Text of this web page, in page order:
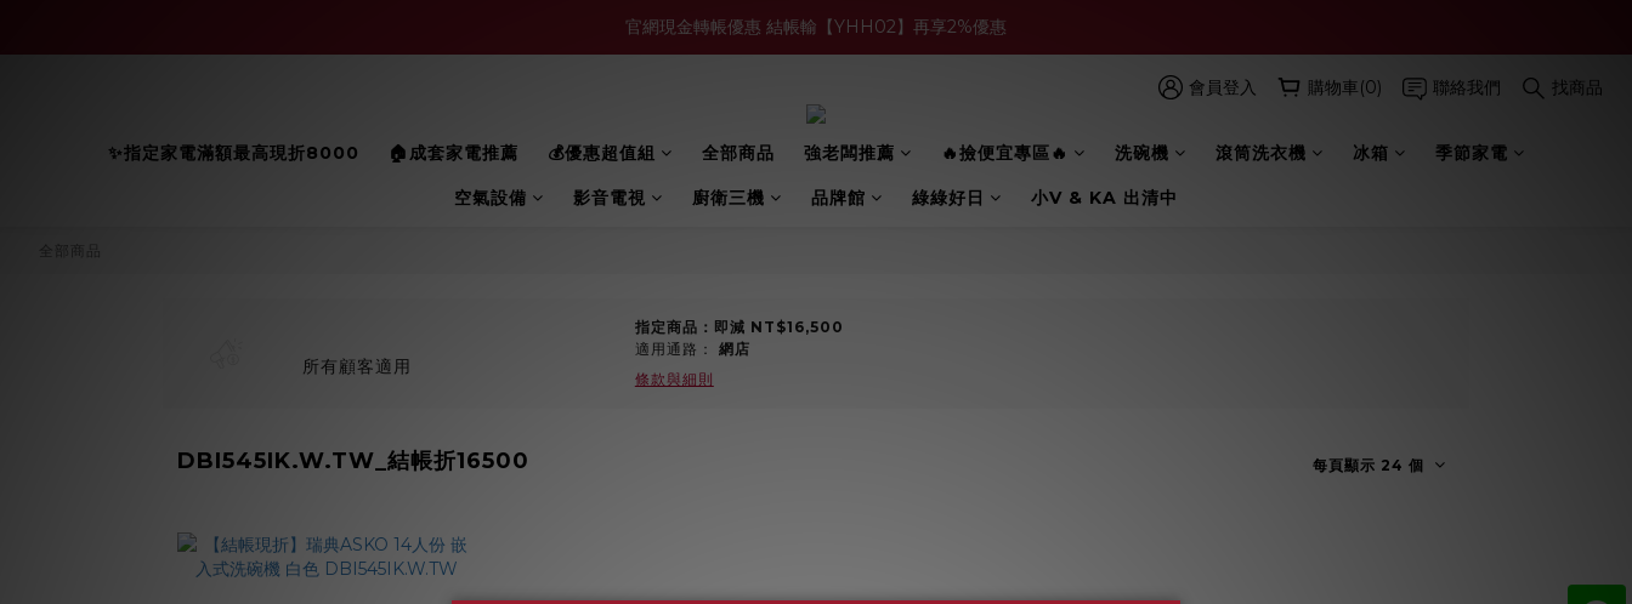
買多件家電找強老闆，比百貨公司更划算 >>
官網現金轉帳優惠 結帳輸【YHH02】再享2%優惠
會員登入 購物車(0) 聯絡我們 找商品
✨指定家電滿額最高現折8000 🏠成套家電推薦 💰優惠超值組 全部商品 強老闆推薦 🔥撿便宜專區🔥 洗碗機 滾筒洗衣機 冰箱 季節家電
空氣設備 影音電視 廚衛三機 品牌館 綠綠好日 小V & KA 出清中
全部商品
所有顧客適用
指定商品：即減 NT$16,500
適用通路： 網店
條款與細則
DBI545IK.W.TW_結帳折16500 每頁顯示 24 個